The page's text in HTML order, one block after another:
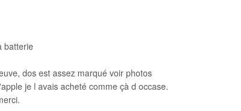
batterie
dos est assez marqué voir photos
je l avais acheté comme çà d occase.